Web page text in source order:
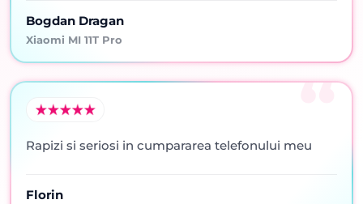
Bogdan Dragan
Xiaomi MI 11T Pro
Rapizi si seriosi in cumpararea telefonului meu
Florin